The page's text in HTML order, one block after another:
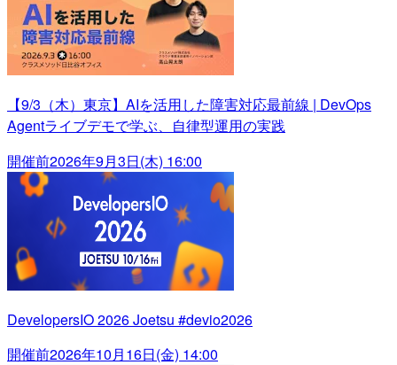
【9/3（木）東京】AIを活用した障害対応最前線 | DevOps
Agentライブデモで学ぶ、自律型運用の実践
開催前2026年9月3日(木) 16:00
DevelopersIO 2026 Joetsu #devio2026
開催前2026年10月16日(金) 14:00